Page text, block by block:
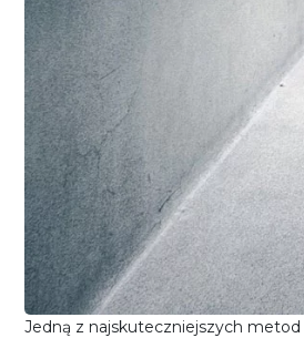
Jedną z najskuteczniejszych